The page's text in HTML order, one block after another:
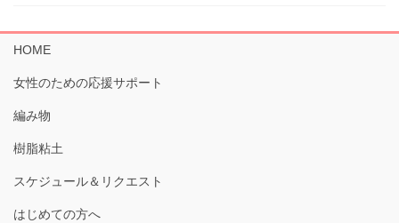
HOME
女性のための応援サポート
編み物
樹脂粘土
スケジュール＆リクエスト
はじめての方へ